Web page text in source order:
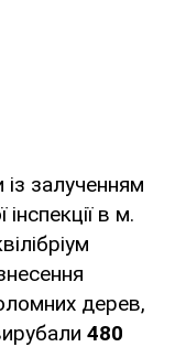
із залученням
в м.
дерев,
480